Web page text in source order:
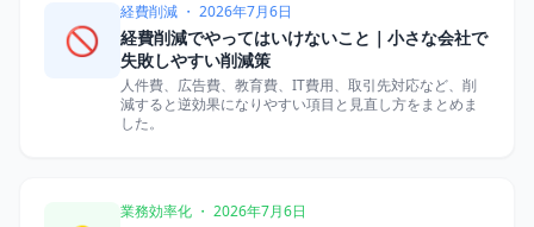
🚫
経費削減 ・ 2026年7月6日
経費削減でやってはいけないこと｜小さな会社で
失敗しやすい削減策
人件費、広告費、教育費、IT費用、取引先対応など、削
減すると逆効果になりやすい項目と見直し方をまとめま
した。
業務効率化 ・ 2026年7月6日